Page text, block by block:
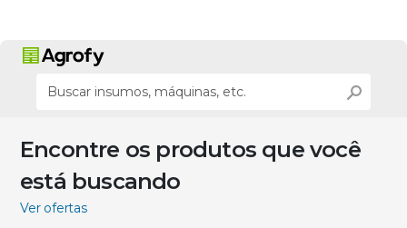
Encontre os produtos que você
está buscando
Ver ofertas